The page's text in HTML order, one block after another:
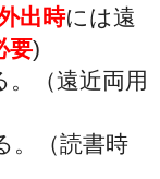
出時には遠
要)
（遠近両用
。（読書時